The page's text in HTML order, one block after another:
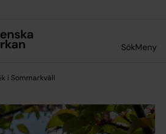
SökMeny
i Sommarkväll